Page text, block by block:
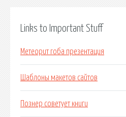
Links to Important Stuff
Метеорит гоба презентация
Шаблоны макетов сайтов
Познер советует книги